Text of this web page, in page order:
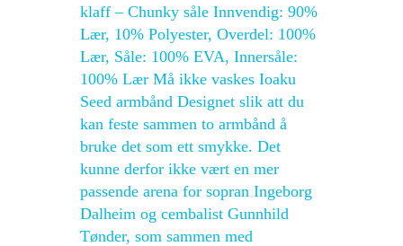
klaff – Chunky såle Innvendig: 90%
Lær, 10% Polyester, Overdel: 100%
Lær, Såle: 100% EVA, Innersåle:
100% Lær Må ikke vaskes Ioaku
Seed armbånd Designet slik att du
kan feste sammen to armbånd å
bruke det som ett smykke. Det
kunne derfor ikke vært en mer
passende arena for sopran Ingeborg
Dalheim og cembalist Gunnhild
Tønder, som sammen med